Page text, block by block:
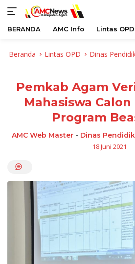
BERANDA AMC Info Lintas OPD
Beranda Lintas OPD Dinas
Pemkab Agam
Mahasiswa
Program
AMC Web Master- Dinas
18 Juni 2021